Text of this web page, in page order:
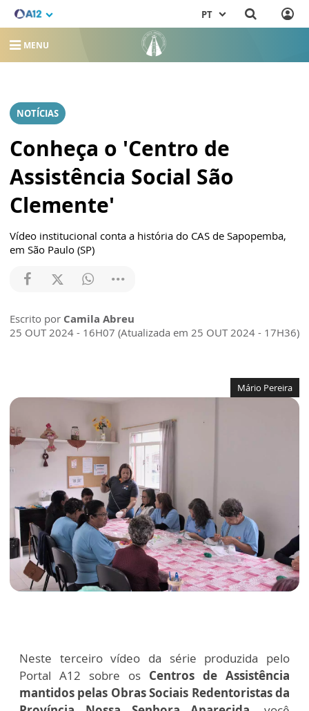
PT
MENU
NOTÍCIAS
Conheça o 'Centro de
Assistência Social São
Clemente'
Vídeo institucional conta a história do CAS de Sapopemba,
em São Paulo (SP)
Escrito por Camila Abreu
25 OUT 2024 - 16H07 (Atualizada em 25 OUT 2024 - 17H36)
Mário Pereira
Neste terceiro vídeo da série produzida pelo
Portal A12 sobre os Centros de Assistência
mantidos pelas Obras Sociais Redentoristas da